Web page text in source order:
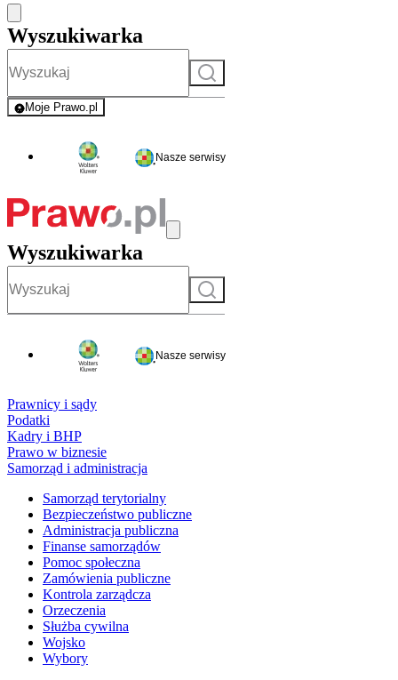
Wyszukiwarka
Szukaj
Moje Prawo.pl
- rejestracja i logowanie do serwisu
Nasze serwisy
Wyszukiwarka
Szukaj
Nasze serwisy
Prawnicy i sądy
Podatki
Kadry i BHP
Prawo w biznesie
Samorząd i administracja
Samorząd terytorialny
Bezpieczeństwo publiczne
Administracja publiczna
Finanse samorządów
Pomoc społeczna
Zamówienia publiczne
Kontrola zarządcza
Orzeczenia
Służba cywilna
Wojsko
Wybory